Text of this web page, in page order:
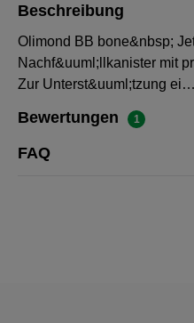
Beschreibung
Olimond BB bone&nbsp;
Nachf&uuml;llkanister mit
Zur Unterst&uuml;tzung ei…
Bewertungen 1
FAQ